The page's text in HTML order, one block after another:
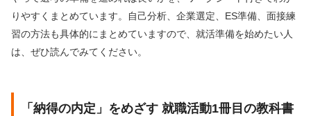
りやすくまとめています。自己分析、企業選定、ES準備、面接練
習の方法も具体的にまとめていますので、就活準備を始めたい人
は、ぜひ読んでみてください。
「納得の内定」をめざす 就職活動1冊目の教科書